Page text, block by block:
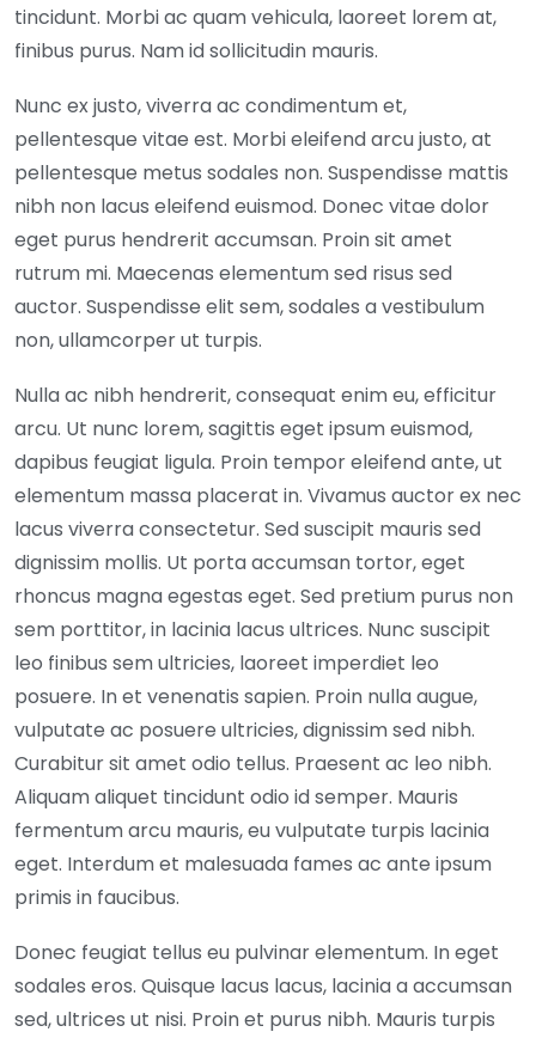
tincidunt. Morbi ac quam vehicula, laoreet lorem at,
finibus purus. Nam id sollicitudin mauris.
Nunc ex justo, viverra ac condimentum et,
pellentesque vitae est. Morbi eleifend arcu justo, at
pellentesque metus sodales non. Suspendisse mattis
nibh non lacus eleifend euismod. Donec vitae dolor
eget purus hendrerit accumsan. Proin sit amet
rutrum mi. Maecenas elementum sed risus sed
auctor. Suspendisse elit sem, sodales a vestibulum
non, ullamcorper ut turpis.
Nulla ac nibh hendrerit, consequat enim eu, efficitur
arcu. Ut nunc lorem, sagittis eget ipsum euismod,
dapibus feugiat ligula. Proin tempor eleifend ante, ut
elementum massa placerat in. Vivamus auctor ex nec
lacus viverra consectetur. Sed suscipit mauris sed
dignissim mollis. Ut porta accumsan tortor, eget
rhoncus magna egestas eget. Sed pretium purus non
sem porttitor, in lacinia lacus ultrices. Nunc suscipit
leo finibus sem ultricies, laoreet imperdiet leo
posuere. In et venenatis sapien. Proin nulla augue,
vulputate ac posuere ultricies, dignissim sed nibh.
Curabitur sit amet odio tellus. Praesent ac leo nibh.
Aliquam aliquet tincidunt odio id semper. Mauris
fermentum arcu mauris, eu vulputate turpis lacinia
eget. Interdum et malesuada fames ac ante ipsum
primis in faucibus.
Donec feugiat tellus eu pulvinar elementum. In eget
sodales eros. Quisque lacus lacus, lacinia a accumsan
sed, ultrices ut nisi. Proin et purus nibh. Mauris turpis